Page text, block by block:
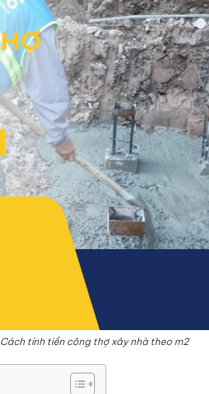
Cách tính tiền công thợ xây nhà theo m2